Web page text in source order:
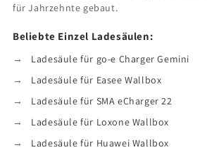
für Jahrzehnte gebaut.
Beliebte Einzel Ladesäulen:
Ladesäule für go-e Charger Gemini
Ladesäule für Easee Wallbox
Ladesäule für SMA eCharger 22
Ladesäule für Loxone Wallbox
Ladesäule für Huawei Wallbox